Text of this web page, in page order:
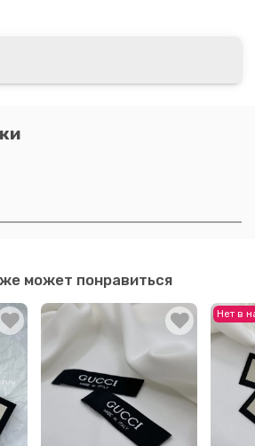
может понравиться
Нет в